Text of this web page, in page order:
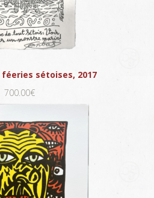
sétoises, 2017
700.00€